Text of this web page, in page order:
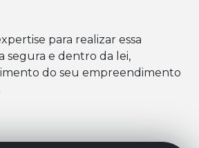
para realizar essa
segura e dentro da lei,
do seu empreendimento